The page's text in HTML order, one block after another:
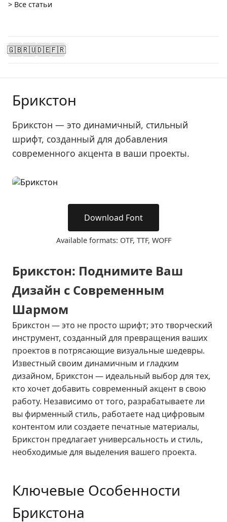
> Все статьи
🇬🇧🇷🇺🇩🇪🇫🇷
Брикстон
Брикстон — это динамичный, стильный
шрифт, созданный для добавления
современного акцента в ваши проекты.
Download Font
Available formats: OTF, TTF, WOFF
Брикстон: Поднимите Ваш
Дизайн с Современным
Шармом
Брикстон — это не просто шрифт; это творческий
инструмент, созданный для превращения ваших
проектов в потрясающие визуальные шедевры.
Известный своим динамичным и гладким
дизайном, Брикстон — идеальный выбор для тех,
кто хочет добавить современный акцент в свою
работу. Независимо от того, разрабатываете ли
вы фирменный стиль, работаете над цифровым
контентом или создаете печатные материалы,
Брикстон предлагает универсальность и стиль,
необходимые для выделения вашего проекта.
Ключевые Особенности
Брикстона